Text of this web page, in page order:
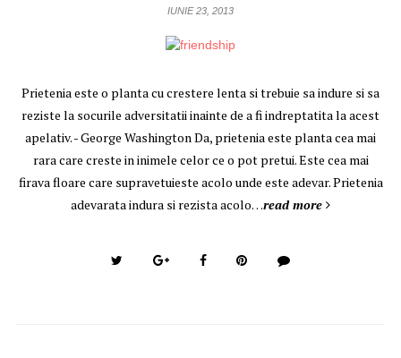
IUNIE 23, 2013
Prietenia este o planta cu crestere lenta si trebuie sa indure si sa
reziste la socurile adversitatii inainte de a fi indreptatita la acest
apelativ. - George Washington Da, prietenia este planta cea mai
rara care creste in inimele celor ce o pot pretui. Este cea mai
firava floare care supravetuieste acolo unde este adevar. Prietenia
adevarata indura si rezista acolo…read more